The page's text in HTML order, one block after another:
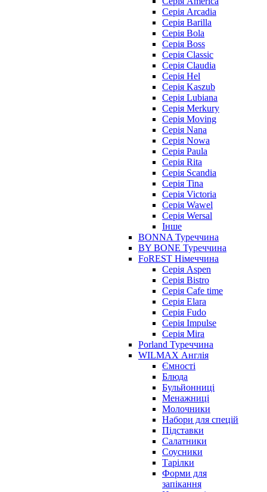
Серія Arcadia
Серія Barilla
Серія Bola
Серія Boss
Серія Classic
Серія Claudia
Серія Hel
Серія Kaszub
Серія Lubiana
Серія Merkury
Серія Moving
Серія Nana
Серія Nowa
Серія Paula
Серія Rita
Серія Scandia
Серія Tina
Серія Victoria
Серія Wawel
Серія Wersal
Інше
BONNA Туреччина
BY BONE Туреччина
FoREST Німеччина
Серія Aspen
Серія Bistro
Серія Cafe time
Серія Elara
Серія Fudo
Серія Impulse
Серія Mira
Porland Туреччина
WILMAX Англія
Ємності
Блюда
Бульйонниці
Менажниці
Молочники
Набори для спецій
Підставки
Салатники
Соусники
Тарілки
Форми для
запікання